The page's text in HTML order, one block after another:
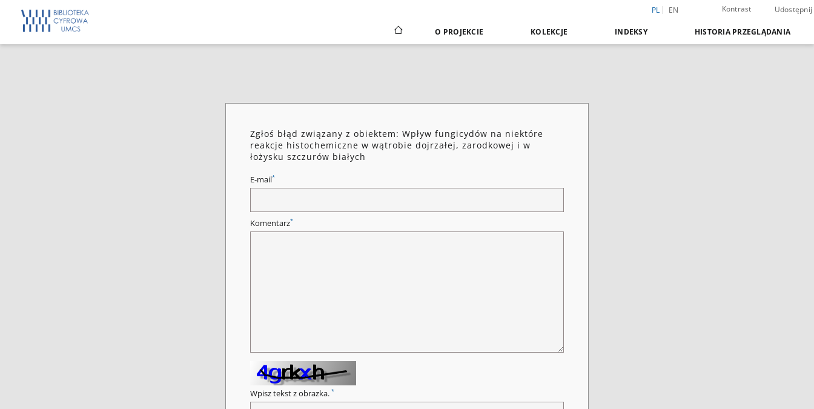
PL EN Kontrast Udostępnij
O PROJEKCIE KOLEKCJE INDEKSY HISTORIA PRZEGLĄDANIA
Zgłoś błąd związany z obiektem: Wpływ fungicydów na niektóre
reakcje histochemiczne w wątrobie dojrzałej, zarodkowej i w
łożysku szczurów białych
E-mail*
Komentarz*
Wpisz tekst z obrazka. *